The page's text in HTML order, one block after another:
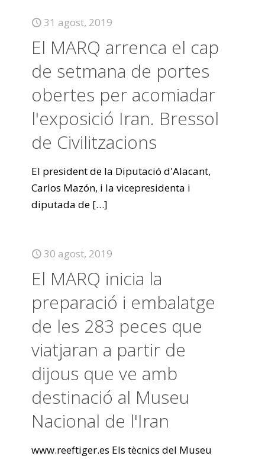
31 agost, 2019
El MARQ arrenca el cap
de setmana de portes
obertes per acomiadar
l'exposició Iran. Bressol
de Civilitzacions
El president de la Diputació d'Alacant,
Carlos Mazón, i la vicepresidenta i
diputada de […]
30 agost, 2019
El MARQ inicia la
preparació i embalatge
de les 283 peces que
viatjaran a partir de
dijous que ve amb
destinació al Museu
Nacional de l'Iran
www.reeftiger.es Els tècnics del Museu